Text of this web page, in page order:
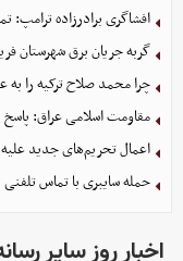
افشاگری برادرزاده
گربه جریان برق شهرستان
چرا محمد صلاح ترکیه را به
مقاومت اسلامی عراق: پاسخ
اعمال تحریم‌های جدید علیه
حمله سایبری با تماس تلفنی